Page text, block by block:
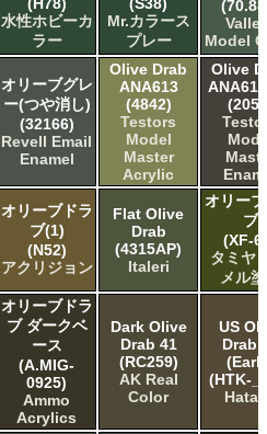
水性ホビーカ
ラー
Mr.カラース
プレー
Model
オリーブグレ
ー(つや消し)
(32166)
Revell Email
Enamel
Olive Drab
ANA613
(4842)
Testors
Model
Master
Acrylic
Olive
オリーブドラ
ブ(1)
(N52)
アクリジョン
Flat Olive
Drab
(4315AP)
Italeri
オリー
ブ
(XF-
タミヤ
メル
オリーブドラ
ブ ダークベ
ース
(A.MIG-
0925)
Ammo
Acrylics
Dark Olive
Drab 41
(RC259)
AK Real
Color
US
Drab
(HTK-